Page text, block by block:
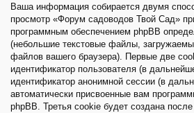
Ваша информация собирается двумя
просмотр «Форум садоводов Твой Сад»
программным обеспечением phpBB
(небольшие текстовые файлы,
файлов вашего браузера). Первые две
идентификатор пользователя (в
идентификатор анонимной сессии (в
автоматически присвоенные вам
phpBB. Третья cookie будет создана